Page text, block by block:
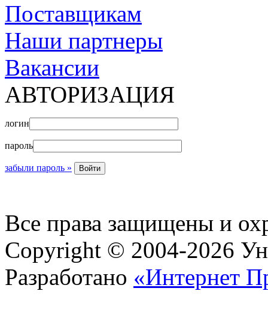
Поставщикам
Наши партнеры
Вакансии
АВТОРИЗАЦИЯ
логин
пароль
забыли пароль »
Все права защищены и
Copyright © 2004-2026
Разработано «Интернет